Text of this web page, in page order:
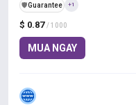
$ 0.87 / 1000
MUA NGAY
️🛡️Guarantee +1